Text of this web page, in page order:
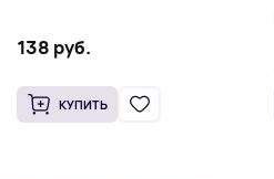
138 руб.
КУПИТЬ